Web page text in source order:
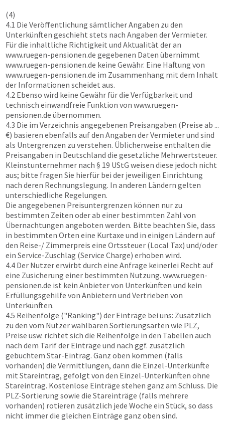
(4)
4.1 Die Veröffentlichung sämtlicher Angaben zu den
Unterkünften geschieht stets nach Angaben der Vermieter.
Für die inhaltliche Richtigkeit und Aktualität der an
www.ruegen-pensionen.de gegebenen Daten übernimmt
www.ruegen-pensionen.de keine Gewähr. Eine Haftung von
www.ruegen-pensionen.de im Zusammenhang mit dem Inhalt
der Informationen scheidet aus.
4.2 Ebenso wird keine Gewähr für die Verfügbarkeit und
technisch einwandfreie Funktion von www.ruegen-
pensionen.de übernommen.
4.3 Die im Verzeichnis angegebenen Preisangaben (Preise ab ...
€) basieren ebenfalls auf den Angaben der Vermieter und sind
als Untergrenzen zu verstehen. Üblicherweise enthalten die
Preisangaben in Deutschland die gesetzliche Mehrwertsteuer.
Kleinstunternehmer nach § 19 UStG weisen diese jedoch nicht
aus; bitte fragen Sie hierfür bei der jeweiligen Einrichtung
nach deren Rechnungslegung. In anderen Ländern gelten
unterschiedliche Regelungen.
Die angegebenen Preisuntergrenzen können nur zu
bestimmten Zeiten oder ab einer bestimmten Zahl von
Übernachtungen angeboten werden. Bitte beachten Sie, dass
in bestimmten Orten eine Kurtaxe und in einigen Ländern auf
den Reise-/ Zimmerpreis eine Ortssteuer (Local Tax) und/oder
ein Service-Zuschlag (Service Charge) erhoben wird.
4.4 Der Nutzer erwirbt durch eine Anfrage keinerlei Recht auf
eine Zusicherung einer bestimmten Nutzung. www.ruegen-
pensionen.de ist kein Anbieter von Unterkünften und kein
Erfüllungsgehilfe von Anbietern und Vertrieben von
Unterkünften.
4.5 Reihenfolge ("Ranking") der Einträge bei uns: Zusätzlich
zu den vom Nutzer wählbaren Sortierungsarten wie PLZ,
Preise usw. richtet sich die Reihenfolge in den Tabellen auch
nach dem Tarif der Einträge und nach ggf. zusätzlich
gebuchtem Star-Eintrag. Ganz oben kommen (falls
vorhanden) die Vermittlungen, dann die Einzel-Unterkünfte
mit Stareintrag, gefolgt von den Einzel-Unterkünften ohne
Stareintrag. Kostenlose Einträge stehen ganz am Schluss. Die
PLZ-Sortierung sowie die Stareinträge (falls mehrere
vorhanden) rotieren zusätzlich jede Woche ein Stück, so dass
nicht immer die gleichen Einträge ganz oben sind.